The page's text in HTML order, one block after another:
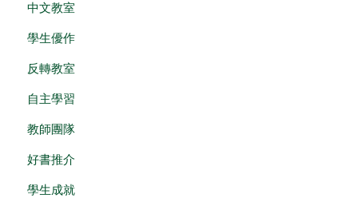
中文教室
學生優作
反轉教室
自主學習
教師團隊
好書推介
學生成就